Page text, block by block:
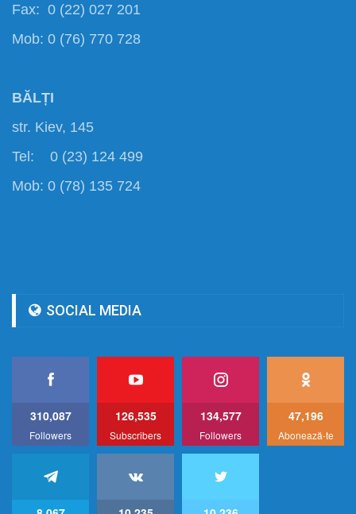
Fax: 0 (22) 027 201
Mob: 0 (76) 770 728
BĂLȚI
str. Kiev, 145
Tel: 0 (23) 124 499
Mob: 0 (78) 135 724
SOCIAL MEDIA
310,087
Followers
126,535
Subscribers
134,577
Followers
47,196
Abonează-te